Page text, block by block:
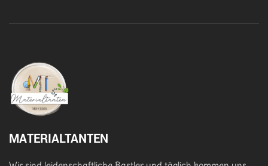
MATERIALTANTEN